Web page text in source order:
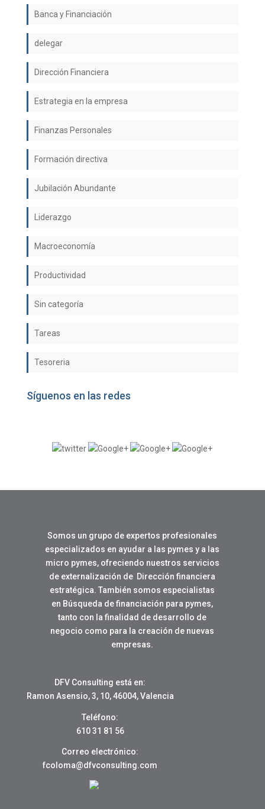
Banca y Financiación
delegar
Dirección Financiera
Estrategia en la empresa
Finanzas Personales
Formación directiva
Jubilación Abundante
Liderazgo
Macroeconomía
Productividad
Sin categoría
Tareas
Tesoreria
Síguenos en las redes
Somos un grupo de expertos profesionales
especializados en ayudar a las pymes y a las
micro pymes, ofreciendo nuestros servicios
de externalización de Dirección financiera
estratégica. También somos especialistas
en Búsqueda de financiación para pymes,
tanto con la finalidad de desarrollo de
negocio como para la creación de nuevas
empresas.
DFV Consulting está en:
Ramon Asensio, 3, 10, 46004, Valencia
Teléfono:
610 31 81 56
Correo electrónico:
fcoloma@dfvconsulting.com